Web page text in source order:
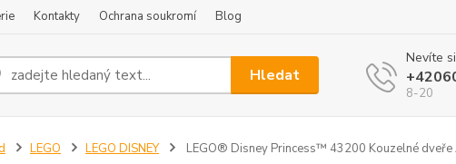
Kontakty Ochrana soukromí Blog
Hledat
Nevíte
8-20
LEGO LEGO DISNEY LEGO® Disney Princess™ 43200 Kouzelné dveře